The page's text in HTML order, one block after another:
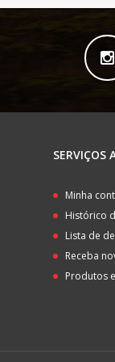
SERVIÇOS
Minha
Histórico
Lista de
Receba
Produtos